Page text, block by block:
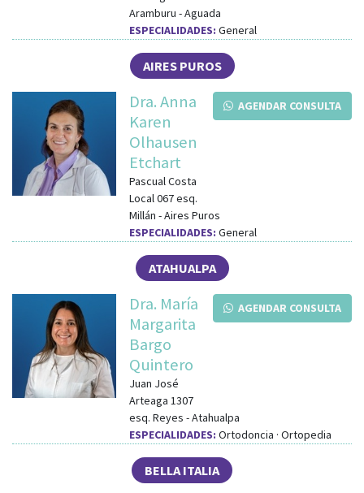
Aramburu -Aguada
ESPECIALIDADES: General
AIRES PUROS
AGENDAR CONSULTA
Dra. Anna
Karen
Olhausen
Etchart
Pascual Costa
Local 067esq.
Millán -Aires Puros
ESPECIALIDADES: General
ATAHUALPA
AGENDAR CONSULTA
Dra. María
Margarita
Bargo
Quintero
Juan José
Arteaga 1307
esq. Reyes -Atahualpa
ESPECIALIDADES: Ortodoncia · Ortopedia
BELLA ITALIA